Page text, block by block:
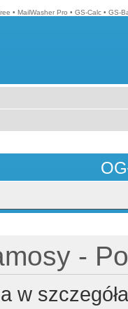
• MailWasher Pro • GS-Calc • GS-
-
w